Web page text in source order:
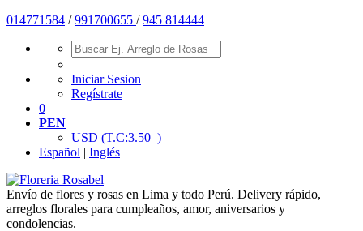
014771584 /991700655 /945 814444
Iniciar Sesion
Regístrate
0
PEN
USD (T.C:3.50 )
Español | Inglés
Envío de flores y rosas en Lima y todo Perú. Delivery rápido,
arreglos florales para cumpleaños, amor, aniversarios y
condolencias.